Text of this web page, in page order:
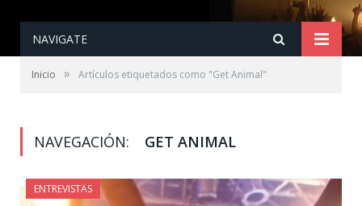
NAVIGATE
Inicio » Artículos etiquetados como "Get Animal"
NAVEGACIÓN: GET ANIMAL
ENTREVISTAS